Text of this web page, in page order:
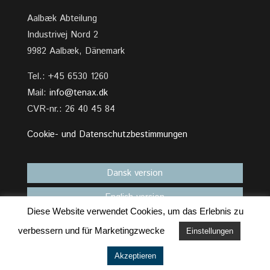
Aalbæk Abteilung
Industrivej Nord 2
9982 Aalbæk, Dänemark
Tel.: +45 6530 1260
Mail: info@tenax.dk
CVR-nr.: 26 40 45 84
Cookie- und Datenschutzbestimmungen
Dansk version
English version
Diese Website verwendet Cookies, um das Erlebnis zu
verbessern und für Marketingzwecke
Einstellungen
Akzeptieren